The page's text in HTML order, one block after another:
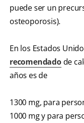
puede ser un
osteoporosis).
En los Estados
recomendadode
años es de
1300 mg, para
1000 mg y para